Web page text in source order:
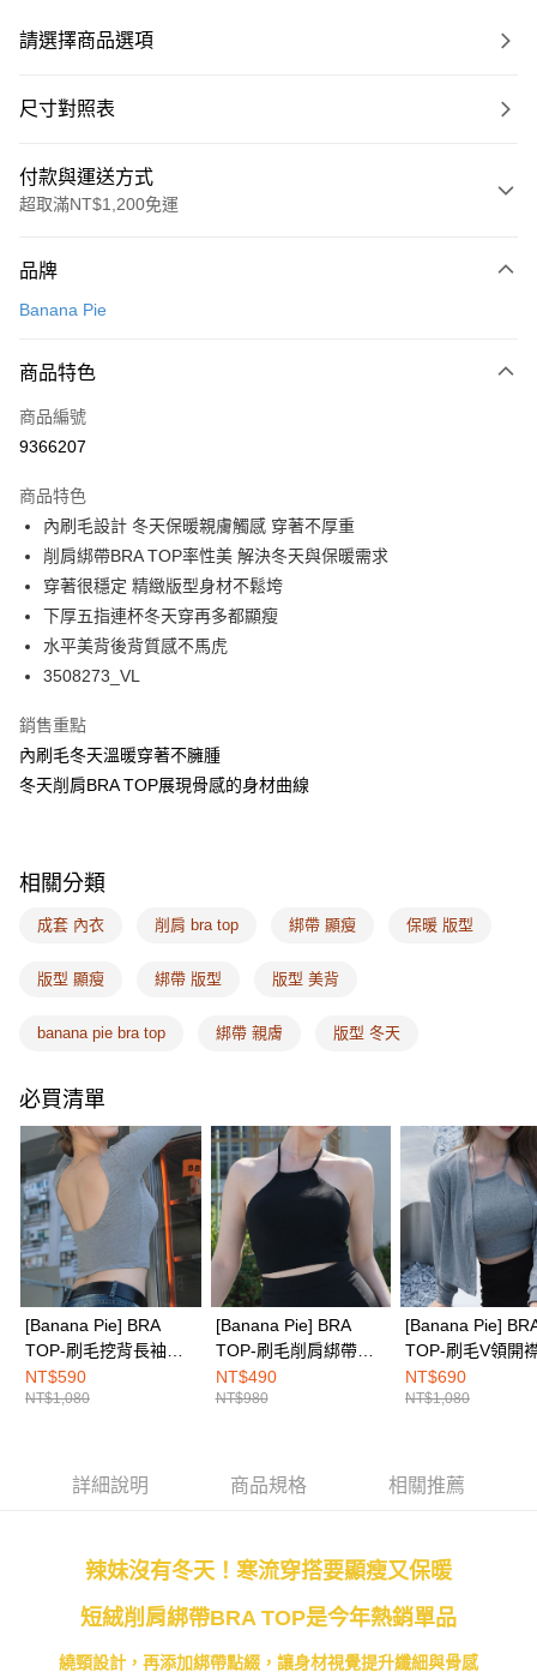
請選擇商品選項
尺寸對照表
付款與運送方式
超取滿NT$1,200免運
信用卡一次付款
LINE Pay
Apple Pay
Google Pay
全支付
全盈+PAY
AFTEE先享後付
相關說明
AFTEE先享後付是「在收到商品之後才付款」的支付方式。 讓您購物簡單
１．簡單：不需註冊會員、不需綁卡、不需儲值。
２．便利：只要手機號碼，簡訊認證，即可結帳。
１．於結帳方式選擇「AFTEE先享後付」後，將跳轉至「AFTEE先享後付」
結帳頁面，進行簡訊認證並確認金額後，即可完成結帳。
３．收到繳費通知簡訊後14天內，點擊此簡訊中的連結，可透過四大超商／
※ 請注意：結帳手續完成當下不需立刻繳費，但若您需要取消訂單，請聯絡
※ 交易是否成功請以「AFTEE先享後付 」之結帳頁面顯示為準，若有關於
客戶支援中心」
【注意事項】
１．透過由恩沛科技股份有限公司提供之「AFTEE先享後付」服務完成之交
易，需依本服務之必要範圍內提供個人資料，並將交易相關給付款項請求債
權轉讓予恩沛科技股份有限公司。
２．關於個人資料處理事宜，請瀏覽以下網址：
https://aftee.tw/terms/#terms3
３．未成年的使用者請事先徵得法定代理人或監護人之同意方可使用
「AFTEE先享後付」，若未經同意申辦者引起之損失，本公司不負相關責
４．使用「AFTEE先享後付」時，將依據個別帳號之用戶狀況，依本公司即
時審查核予不同之上限額度；若仍有額度不足之情形，本公司將視審查結果
請求用戶進行身份認證。
５．嚴禁一人註冊多個帳號或使用他人資訊註冊。若發現惡意使用之情形，
恩沛科技股份有限公司將有權停止該用戶之使用額度並採取法律行動。
ATM付款
運送方式
付款後全家取貨
每筆NT$100，滿NT$1,200(含以上)免運費
付款後7-11取貨
每筆NT$100，滿NT$1,500(含以上)免運費
EASY SHOP門市速取
免運費
海外配送 查看運費
品牌
Banana Pie
商品特色
商品編號
9366207
商品特色
內刷毛設計 冬天保暖親膚觸感 穿著不厚重
削肩綁帶BRA TOP率性美 解決冬天與保暖需求
穿著很穩定 精緻版型身材不鬆垮
下厚五指連杯冬天穿再多都顯瘦
水平美背後背質感不馬虎
3508273_VL
銷售重點
內刷毛冬天溫暖穿著不臃腫
冬天削肩BRA TOP展現骨感的身材曲線
相關分類
成套 內衣 削肩 bra top 綁帶 顯瘦 保暖 版型
版型 顯瘦 綁帶 版型 版型 美背
banana pie bra top 綁帶 親膚 版型 冬天
必買清單
[Banana Pie] BRA
TOP-刷毛挖背長袖
BRA TOP-霧灰
NT$590
NT$1,080
[Banana Pie] BRA
TOP-刷毛削肩綁帶
BRA TOP-墨黑
NT$490
NT$980
[Banana Pie]
TOP-刷毛V領開
套-霧灰
NT$690
NT$1,080
詳細說明 商品規格 相關推薦
辣妹沒有冬天！寒流穿搭要顯瘦又保暖
短絨削肩綁帶BRA TOP是今年熱銷單品
繞頸設計，再添加綁帶點綴，讓身材視覺提升纖細與骨感